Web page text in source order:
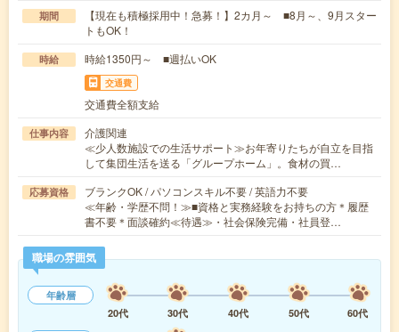
期間
【現在も積極採用中！急募！】2カ月～ ■8月～、9月スター
トもOK！
時給 時給1350円～ ■週払いOK
交通費
交通費全額支給
仕事内容
介護関連
≪少人数施設での生活サポート≫お年寄りたちが自立を目指
して集団生活を送る「グループホーム」。食材の買…
応募資格
ブランクOK / パソコンスキル不要 / 英語力不要
≪年齢・学歴不問！≫■資格と実務経験をお持ちの方＊履歴
書不要＊面談確約≪待遇≫・社会保険完備・社員登…
職場の雰囲気
年齢層
20代
30代 40代 50代
60代